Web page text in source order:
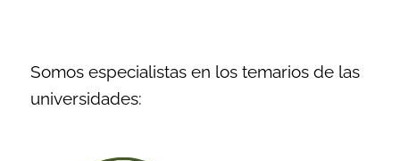
Somos especialistas en los temarios de las
universidades: